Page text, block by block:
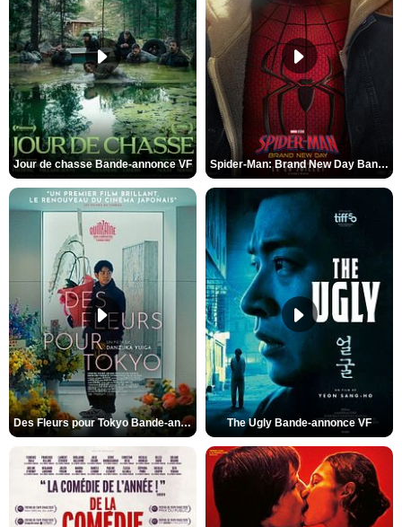
Jour de chasse Bande-annonce VF Spider-Man: Brand New Day Bande-annonce (3) VO STFR
Des Fleurs pour Tokyo Bande-annonce VO STFR The Ugly Bande-annonce VF